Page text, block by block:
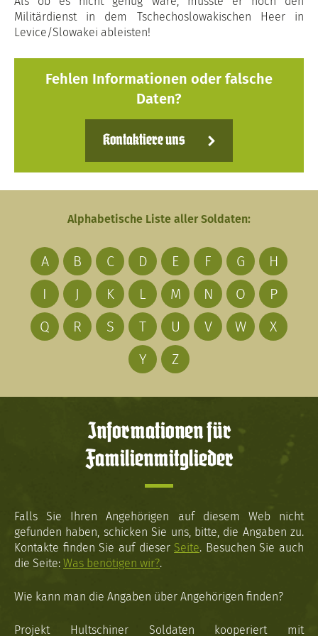
Militärdienst in dem Tschechoslowakischen Heer in
Levice/Slowakei ableisten!
Fehlen Informationen oder falsche
Daten?
Kontaktiere uns
Alphabetische Liste aller Soldaten:
A B C D E F G
H
I
J K L M N O
P
Q
R S T U V W
X
Y
Z
Informationen für
Familienmitglieder
Falls Sie Ihren Angehörigen auf diesem Web nicht
gefunden haben, schicken Sie uns, bitte, die Angaben zu.
Kontakte finden Sie auf dieser Seite. Besuchen Sie auch
die Seite: Was benötigen wir?.
Wie kann man die Angaben über Angehörigen finden?
Projekt Hultschiner Soldaten kooperiert mit